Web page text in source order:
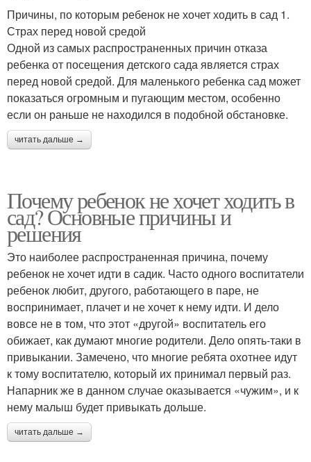
Причины, по которым ребенок не хочет ходить в сад 1.
Страх перед новой средой
Одной из самых распространенных причин отказа
ребенка от посещения детского сада является страх
перед новой средой. Для маленького ребенка сад может
показаться огромным и пугающим местом, особенно
если он раньше не находился в подобной обстановке.
читать дальше →
Почему ребенок не хочет ходить в
сад? Основные причины и
решения
Это наиболее распространенная причина, почему
ребенок не хочет идти в садик. Часто одного воспитатели
ребенок любит, другого, работающего в паре, не
воспринимает, плачет и не хочет к нему идти. И дело
вовсе не в том, что этот «другой» воспитатель его
обижает, как думают многие родители. Дело опять-таки в
привыкании. Замечено, что многие ребята охотнее идут
к тому воспитателю, который их принимал первый раз.
Напарник же в данном случае оказывается «чужим», и к
нему малыш будет привыкать дольше.
читать дальше →